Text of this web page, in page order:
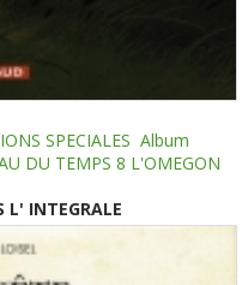
SPECIALES Album
DU TEMPS 8 L'OMEGON
L' INTEGRALE